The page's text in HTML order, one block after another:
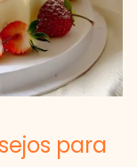
para